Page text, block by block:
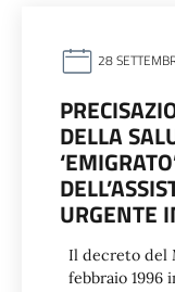
28
DELLA
URGENTE
Il decreto del
febbraio 1996